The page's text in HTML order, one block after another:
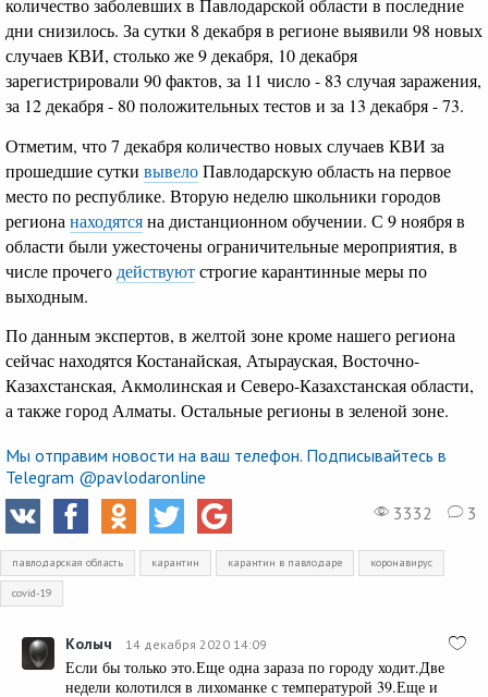
количество заболевших в Павлодарской области в последние
дни снизилось. За сутки 8 декабря в регионе выявили 98 новых
случаев КВИ, столько же 9 декабря, 10 декабря
зарегистрировали 90 фактов, за 11 число - 83 случая заражения,
за 12 декабря - 80 положительных тестов и за 13 декабря - 73.
Отметим, что 7 декабря количество новых случаев КВИ за
прошедшие сутки вывелоПавлодарскую область на первое
место по республике. Вторую неделю школьники городов
региона находятсяна дистанционном обучении. С 9 ноября в
области были ужесточены ограничительные мероприятия, в
числе прочего действуютстрогие карантинные меры по
выходным.
По данным экспертов, в желтой зоне кроме нашего региона
сейчас находятся Костанайская, Атырауская, Восточно-
Казахстанская, Акмолинская и Северо-Казахстанская области,
а также город Алматы. Остальные регионы в зеленой зоне.
Мы отправим новости на ваш телефон. Подписывайтесь в
Telegram @pavlodaronline
3332
3
павлодарская область карантин карантин в павлодаре коронавирус
covid-19
Колыч 14 декабря 2020 14:09
Если бы только это.Еще одна зараза по городу ходит.Две
недели колотился в лихоманке с температурой 39.Еще и